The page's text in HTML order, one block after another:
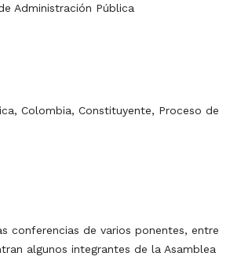
Administración Pública
Colombia, Constituyente, Proceso de
conferencias de varios ponentes, entre
algunos integrantes de la Asamblea